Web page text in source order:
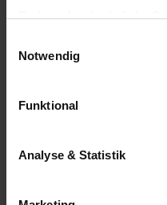
Technisch erforderliche
grundlegende Funktionen
gewährleisten.
Für die Darstellung
und Inhalte aufgrund
Notwendig
Funktional
Analyse & Statistik
5
Top Qualität sitzt
Produkt. Vielen Dank